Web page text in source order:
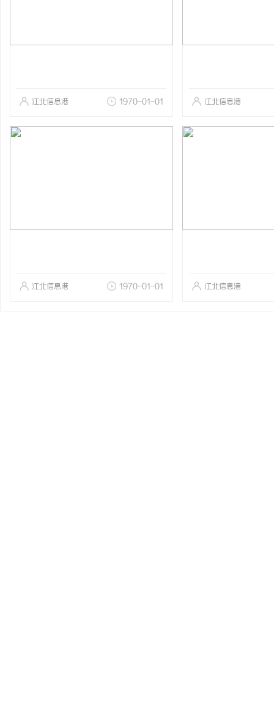
江北信息港 1970-01-01 江北信息港
江北信息港 1970-01-01 江北信息港